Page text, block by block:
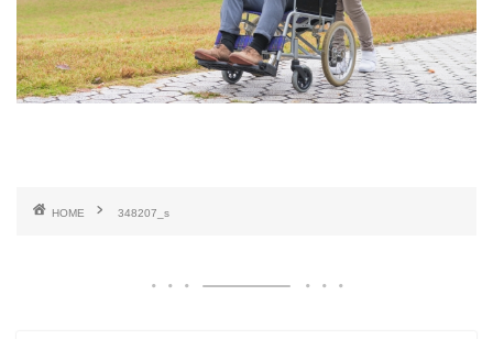
HOME 348207_s